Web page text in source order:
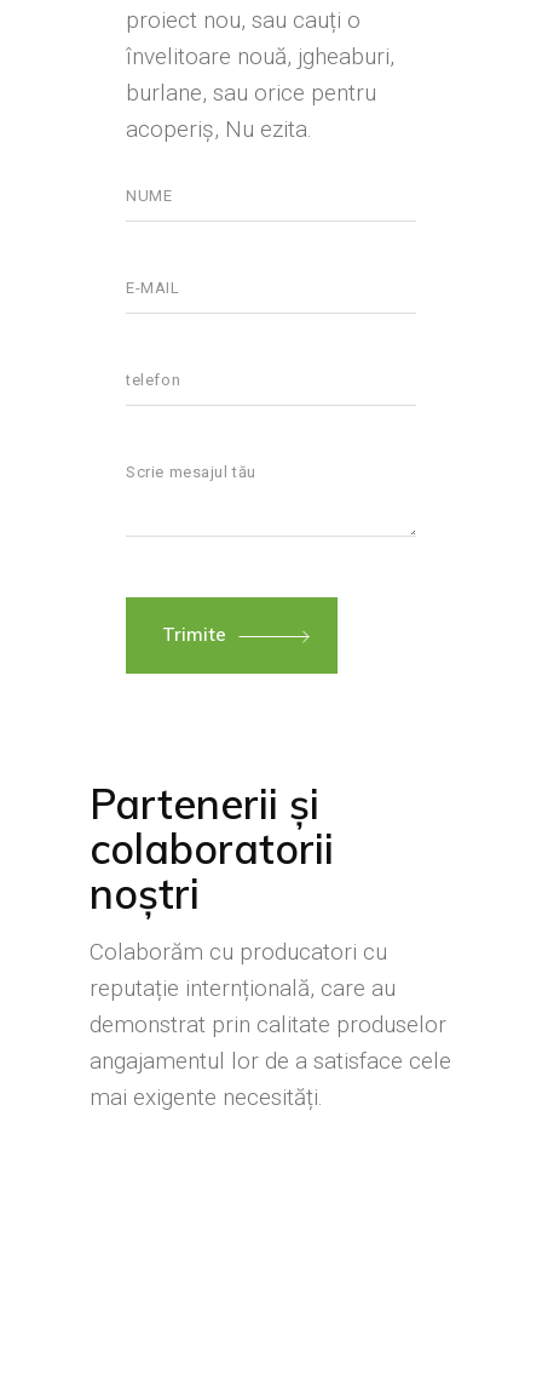
proiect nou, sau cauți o
învelitoare nouă, jgheaburi,
burlane, sau orice pentru
acoperiș, Nu ezita.
Trimite
Partenerii și
colaboratorii
noștri
Colaborăm cu producatori cu
reputație internțională, care au
demonstrat prin calitate produselor
angajamentul lor de a satisface cele
mai exigente necesități.